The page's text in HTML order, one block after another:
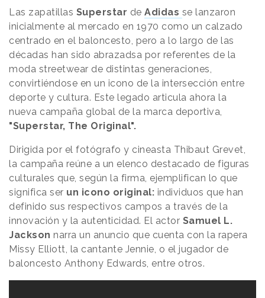
Las zapatillas Superstar de Adidas se lanzaron
inicialmente al mercado en 1970 como un calzado
centrado en el baloncesto, pero a lo largo de las
décadas han sido abrazadsa por referentes de la
moda streetwear de distintas generaciones,
convirtiéndose en un icono de la intersección entre
deporte y cultura. Este legado articula ahora la
nueva campaña global de la marca deportiva,
"Superstar, The Original".
Dirigida por el fotógrafo y cineasta Thibaut Grevet,
la campaña reúne a un elenco destacado de figuras
culturales que, según la firma, ejemplifican lo que
significa ser un icono original: individuos que han
definido sus respectivos campos a través de la
innovación y la autenticidad. El actor Samuel L.
Jackson narra un anuncio que cuenta con la rapera
Missy Elliott, la cantante Jennie, o el jugador de
baloncesto Anthony Edwards, entre otros.